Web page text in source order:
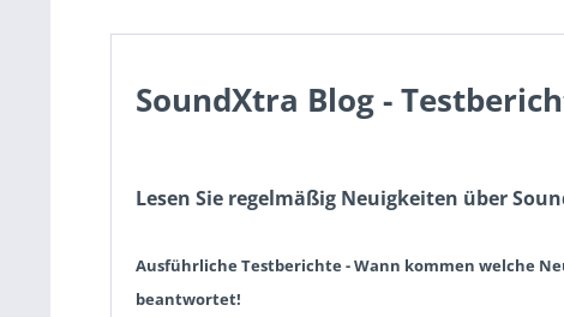
SoundXtra Blog -
Lesen Sie regelmäßig Neuigkeiten über
Ausführliche Testberichte - Wann kommen welche
beantwortet!